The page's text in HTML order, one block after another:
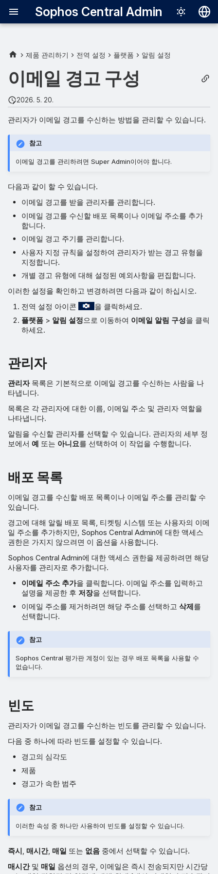
Sophos Central Admin
Italiano
日本語
배포 목록
빈도
사용자 지정 규칙
규칙 비활성화
예외
제품 관리하기 전역 설정 플랫폼 알림 설정
이메일 경고 구성
2026. 5. 20.
관리자가 이메일 경고를 수신하는 방법을 관리할 수 있습니다.
참고
이메일 경고를 관리하려면 Super Admin이어야 합니다.
다음과 같이 할 수 있습니다.
이메일 경고를 받을 관리자를 관리합니다.
이메일 경고를 수신할 배포 목록이나 이메일 주소를 추가
합니다.
이메일 경고 주기를 관리합니다.
사용자 지정 규칙을 설정하여 관리자가 받는 경고 유형을
지정합니다.
개별 경고 유형에 대해 설정된 예외사항을 편집합니다.
이러한 설정을 확인하고 변경하려면 다음과 같이 하십시오.
전역 설정 아이콘
을 클릭하세요.
플랫폼 > 알림 설정으로 이동하여 이메일 알림 구성을 클릭
하세요.
관리자
관리자목록은 기본적으로 이메일 경고를 수신하는 사람을 나
타냅니다.
목록은 각 관리자에 대한 이름, 이메일 주소 및 관리자 역할을
나타냅니다.
알림을 수신할 관리자를 선택할 수 있습니다. 관리자의 세부 정
보에서 예 또는 아니요를 선택하여 이 작업을 수행합니다.
배포 목록
이메일 경고를 수신할 배포 목록이나 이메일 주소를 관리할 수
있습니다.
경고에 대해 알릴 배포 목록, 티켓팅 시스템 또는 사용자의 이메
일 주소를 추가하지만, Sophos Central Admin에 대한 액세스
권한은 가지지 않으려면 이 옵션을 사용합니다.
Sophos Central Admin에 대한 액세스 권한을 제공하려면 해당
사용자를 관리자로 추가합니다.
이메일 주소 추가을 클릭합니다. 이메일 주소를 입력하고
설명을 제공한 후 저장을 선택합니다.
이메일 주소를 제거하려면 해당 주소를 선택하고삭제를
선택합니다.
참고
Sophos Central 평가판 계정이 있는 경우 배포 목록을 사용할 수
없습니다.
빈도
관리자가 이메일 경고를 수신하는 빈도를 관리할 수 있습니다.
다음 중 하나에 따라 빈도를 설정할 수 있습니다.
경고의 심각도
제품
경고가 속한 범주
참고
이러한 속성 중 하나만 사용하여 빈도를 설정할 수 있습니다.
즉시 매시간, 매일 또는 없음 중에서 선택할 수 있습니다.
매시간및 매일 옵션의 경우, 이메일은 즉시 전송되지만 시간당